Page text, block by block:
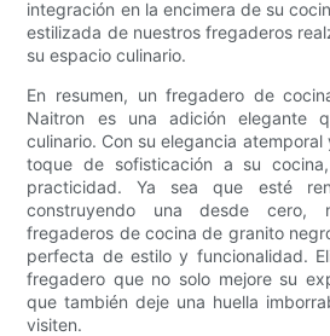
integración en la encimera de su
estilizada de nuestros fregaderos
su espacio culinario.
En resumen, un fregadero de
Naitron es una adición elegante
culinario. Con su elegancia
toque de sofisticación a su
practicidad. Ya sea que esté
construyendo una desde cero,
fregaderos de cocina de granito
perfecta de estilo y funcionalidad.
fregadero que no solo mejore su
que también deje una huella
visiten.